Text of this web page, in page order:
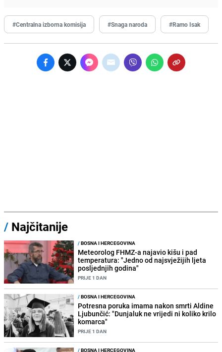
#Centralna izborna komisija #Snaga naroda #Ramo Isak
/ Najčitanije
/BOSNA I HERCEGOVINA
Meteorolog FHMZ-a najavio kišu i pad
temperatura: "Jedno od najsvježijih ljeta
posljednjih godina"
PRIJE 1 DAN
/BOSNA I HERCEGOVINA
Potresna poruka imama nakon smrti Aldine
Ljubunčić: "Dunjaluk ne vrijedi ni koliko krilo
komarca"
PRIJE 1 DAN
/BOSNA I HERCEGOVINA